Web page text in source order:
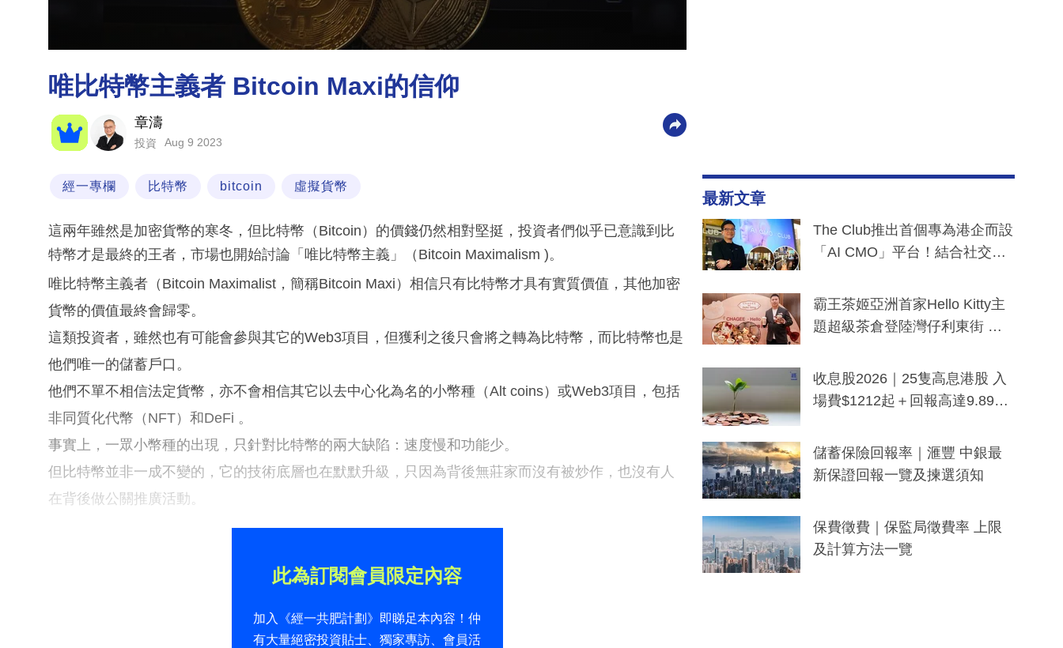
唯比特幣主義者 Bitcoin Maxi的信仰
章濤
投資 Aug 9 2023
經一專欄 比特幣 bitcoin 虛擬貨幣
這兩年雖然是加密貨幣的寒冬，但比特幣（Bitcoin）的價錢仍然相對堅挺，投資者們似乎已意識到比
特幣才是最終的王者，市場也開始討論「唯比特幣主義」（Bitcoin Maximalism )。
唯比特幣主義者（Bitcoin Maximalist，簡稱Bitcoin Maxi）相信只有比特幣才具有實質價值，其他加密
貨幣的價值最終會歸零。
這類投資者，雖然也有可能會參與其它的Web3項目，但獲利之後只會將之轉為比特幣，而比特幣也是
他們唯一的儲蓄戶口。
他們不單不相信法定貨幣，亦不會相信其它以去中心化為名的小幣種（Alt coins）或Web3項目，包括
非同質化代幣（NFT）和DeFi 。
事實上，一眾小幣種的出現，只針對比特幣的兩大缺陷：速度慢和功能少。
但比特幣並非一成不變的，它的技術底層也在默默升級，只因為背後無莊家而沒有被炒作，也沒有人
在背後做公關推廣活動。
此為訂閱會員限定內容
加入《經一共肥計劃》即睇足本內容！仲
有大量絕密投資貼士、獨家專訪、會員活
最新文章
The Club推出首個專為港企而設
「AI CMO」平台！結合社交聆
分鐘生成「貼地」宣傳短片
霸王茶姬亞洲首家Hello Kitty主
題超級茶倉登陸灣仔利東街 推
y及香港限定特調系列
收息股2026｜25隻高息港股 入
場費$1212起＋回報高達9.89
儲蓄保險回報率｜滙豐 中銀最
新保證回報一覽及揀選須知
保費徵費｜保監局徵費率 上限
及計算方法一覽